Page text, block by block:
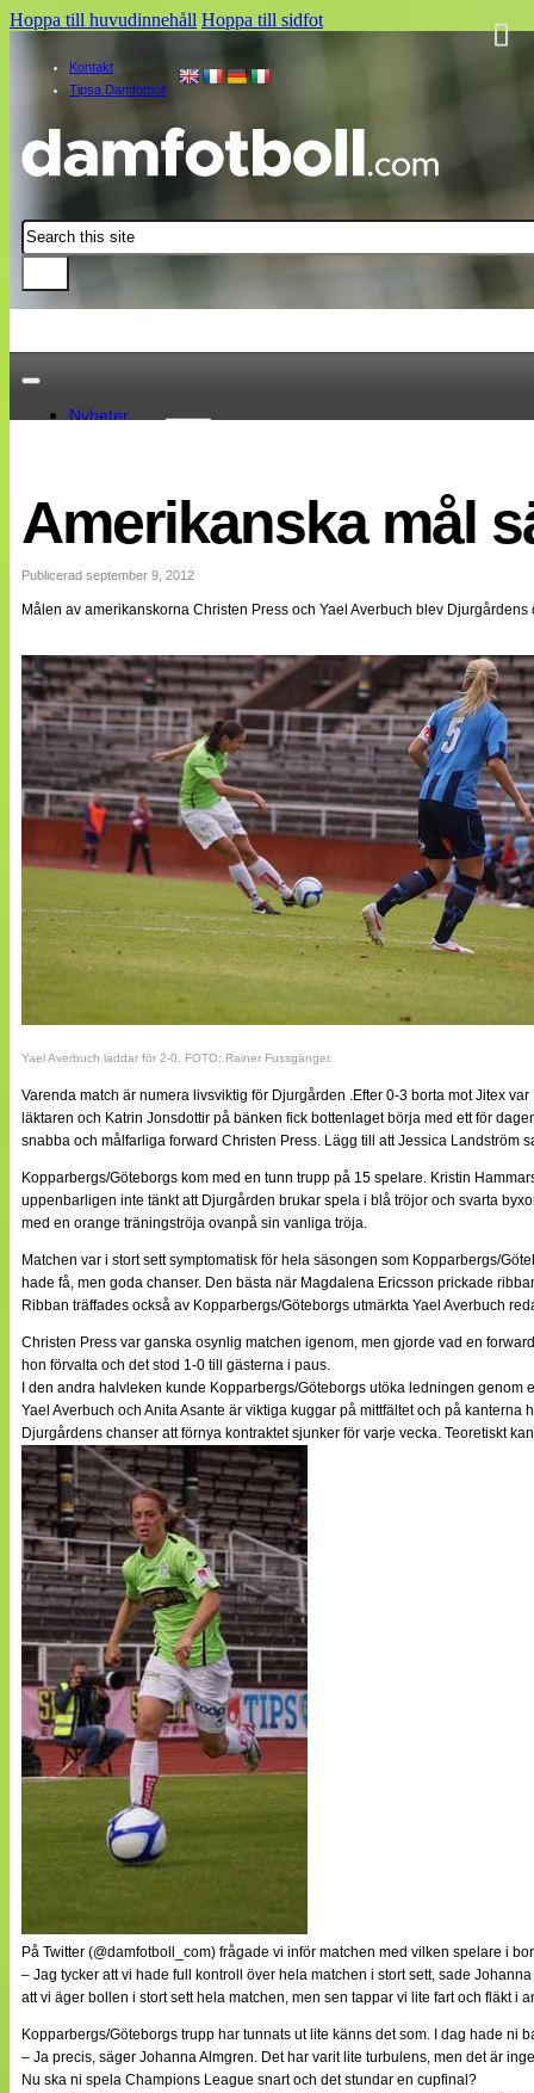
Hoppa till huvudinnehåll Hoppa till sidfot
Kontakt
Tipsa Damfotboll
Sök
Nyheter
Landslaget
EM 2013
Internationellt
Bildreportage
Bloggar
Webb-TV
Cuper
Medlemsbilder
Till klubbkassan
NÄTverket
Split vision
Om oss
Annonsera
Statistik
Tipsa Damfotboll
Amerikanska mål
Publicerad september 9, 2012
Målen av amerikanskorna Christen Press och Yael Averbuch blev
Yael Averbuch laddar för 2-0. FOTO: Rainer Fussgänger.
Varenda match är numera livsviktig för Djurgården .Efter 0-3 borta mot Jitex
läktaren och Katrin Jonsdottir på bänken fick bottenlaget börja med ett för
snabba och målfarliga forward Christen Press. Lägg till att Jessica Landström
Kopparbergs/Göteborgs kom med en tunn trupp på 15 spelare. Kristin
uppenbarligen inte tänkt att Djurgården brukar spela i blå tröjor och svarta
med en orange träningströja ovanpå sin vanliga tröja.
Matchen var i stort sett symptomatisk för hela säsongen som Kopparbergs/
hade få, men goda chanser. Den bästa när Magdalena Ericsson prickade
Ribban träffades också av Kopparbergs/Göteborgs utmärkta Yael Averbuch
Christen Press var ganska osynlig matchen igenom, men gjorde vad en
hon förvalta och det stod 1-0 till gästerna i paus.
I den andra halvleken kunde Kopparbergs/Göteborgs utöka ledningen genom
Yael Averbuch och Anita Asante är viktiga kuggar på mittfältet och på
Djurgårdens chanser att förnya kontraktet sjunker för varje vecka. Teoretiskt
På Twitter (@damfotboll_com) frågade vi inför matchen med vilken spelare i
– Jag tycker att vi hade full kontroll över hela matchen i stort sett, sade
att vi äger bollen i stort sett hela matchen, men sen tappar vi lite fart och fläkt i
Kopparbergs/Göteborgs trupp har tunnats ut lite känns det som. I dag hade ni
– Ja precis, säger Johanna Almgren. Det har varit lite turbulens, men det är
Nu ska ni spela Champions League snart och det stundar en cupfinal?